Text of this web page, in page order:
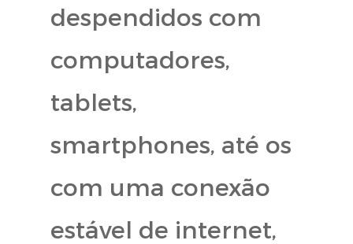
despendidos com
computadores,
tablets,
smartphones, até os
com uma conexão
estável de internet,